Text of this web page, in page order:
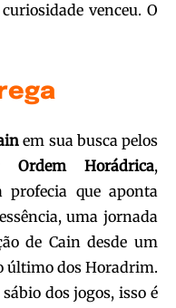
venceu. O
em sua busca pelos
Ordem Horádrica,
profecia que aponta
uma jornada
de Cain desde um
último dos Horadrim.
dos jogos, isso é